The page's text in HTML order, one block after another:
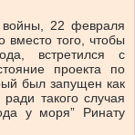
22 февраля
того, чтобы
встретился с
проекта по
был запущен как
такого случая
у моря” Ринату